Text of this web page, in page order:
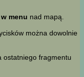
menu nad mapą.
można dowolnie
ostatniego fragmentu